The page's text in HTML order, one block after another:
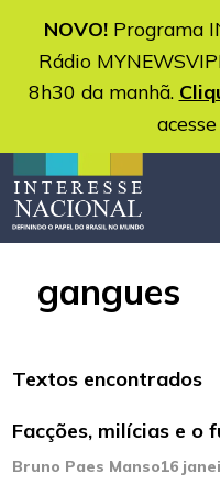
NOVO!Programa
Rádio
8h30 da manhã.
gangues
Textos encontrados
Facções, milícias e o
Bruno Paes Manso16